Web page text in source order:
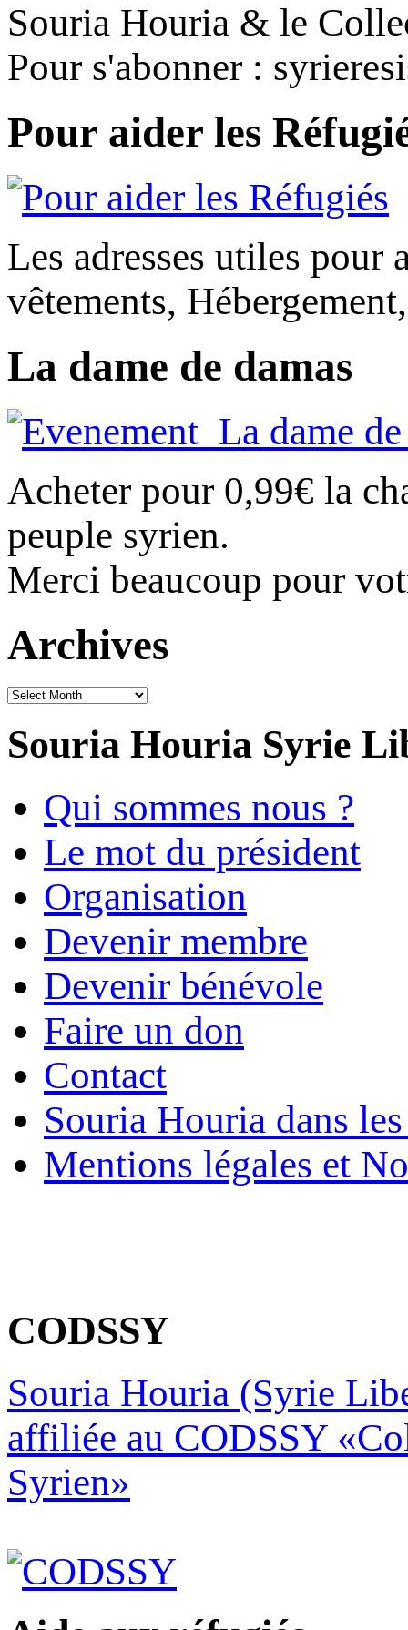
Souria Houria & le
Pour s'abonner :
Pour aider les
Les adresses utiles pour
vêtements,
La dame de damas
Acheter pour 0,99€ la
peuple syrien.
Merci beaucoup pour
Archives
Archives
Souria Houria Syrie
Qui sommes nous ?
Le mot du président
Organisation
Devenir membre
Devenir bénévole
Faire un don
Contact
Souria Houria dans
Mentions légales et
CODSSY
Souria Houria (Syrie
affiliée au CODSSY
Syrien»